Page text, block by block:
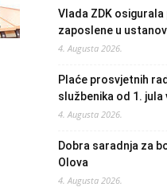
Vlada ZDK
zaposlene u
4. Augusta 2026.
Plaće prosvjetnih
službenika od 1.
4. Augusta 2026.
Dobra saradnja za
Olova
4. Augusta 2026.